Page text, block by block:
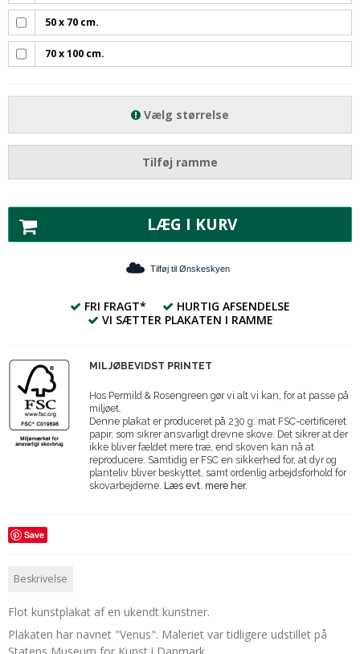
50 x 70 cm.
70 x 100 cm.
Vælg størrelse
Tilføj ramme
LÆG I KURV
Tilføj til Ønskeskyen
FRI FRAGT*
HURTIG AFSENDELSE
VI SÆTTER PLAKATEN I RAMME
MILJØBEVIDST PRINTET
Hos Permild & Rosengreen gør vi alt vi kan, for at passe på
miljøet.
Denne plakat er produceret på 230 g. mat FSC-certificeret
papir, som sikrer ansvarligt drevne skove. Det sikrer at der
ikke bliver fældet mere træ, end skoven kan nå at
reproducere. Samtidig er FSC en sikkerhed for, at dyr og
planteliv bliver beskyttet, samt ordenlig arbejdsforhold for
skovarbejderne. Læs evt. mere her.
Save
Beskrivelse
Flot kunstplakat af en ukendt kunstner.
Plakaten har navnet "Venus". Maleriet var tidligere udstillet på